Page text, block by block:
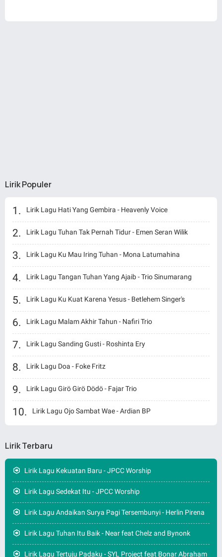
Lirik Populer
Lirik Lagu Hati Yang Gembira - Heavenly Voice
Lirik Lagu Tuhan Tak Pernah Tidur - Emen Seran Wilik
Lirik Lagu Ku Mau Iring Tuhan - Mona Latumahina
Lirik Lagu Tangan Tuhan Yang Ajaib - Trio Sinumarang
Lirik Lagu Ku Kuat Karena Yesus - Betlehem Singer's
Lirik Lagu Malam Akhir Tahun - Nafiri Trio
Lirik Lagu Sanding Gusti - Roshinta Ery
Lirik Lagu Doa - Foke Fritz
Lirik Lagu Girö Girö Dödö - Fajar Trio
Lirik Lagu Ojo Sambat Wae - Ardian BP
Lirik Terbaru
Lirik Lagu Kekuatan Baru - JPCC Worship
Lirik Lagu Sedekat Itu - JPCC Worship
Lirik Lagu Andaikan Surya Pagi Tersembunyi - Herlin Pirena
Lirik Lagu Tuhan Itu Baik - Near feat Chelz and Bynonk
Lirik Lagu Tertuju Padaku - SYL Project feat Bonar Abraham